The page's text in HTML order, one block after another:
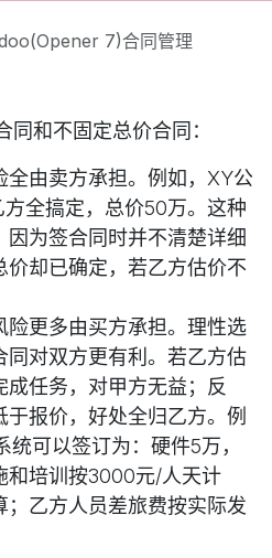
7)合同管理
和不固定总价合同：
全由卖方承担。例如，XY公
方全搞定，总价50万。这种
因为签合同时并不清楚详细
价却已确定，若乙方估价不
险更多由买方承担。理性选
同对双方更有利。若乙方估
任务，对甲方无益；反
报价，好处全归乙方。例
统可以签订为：硬件5万，
和培训按3000元/人天计
；乙方人员差旅费按实际发